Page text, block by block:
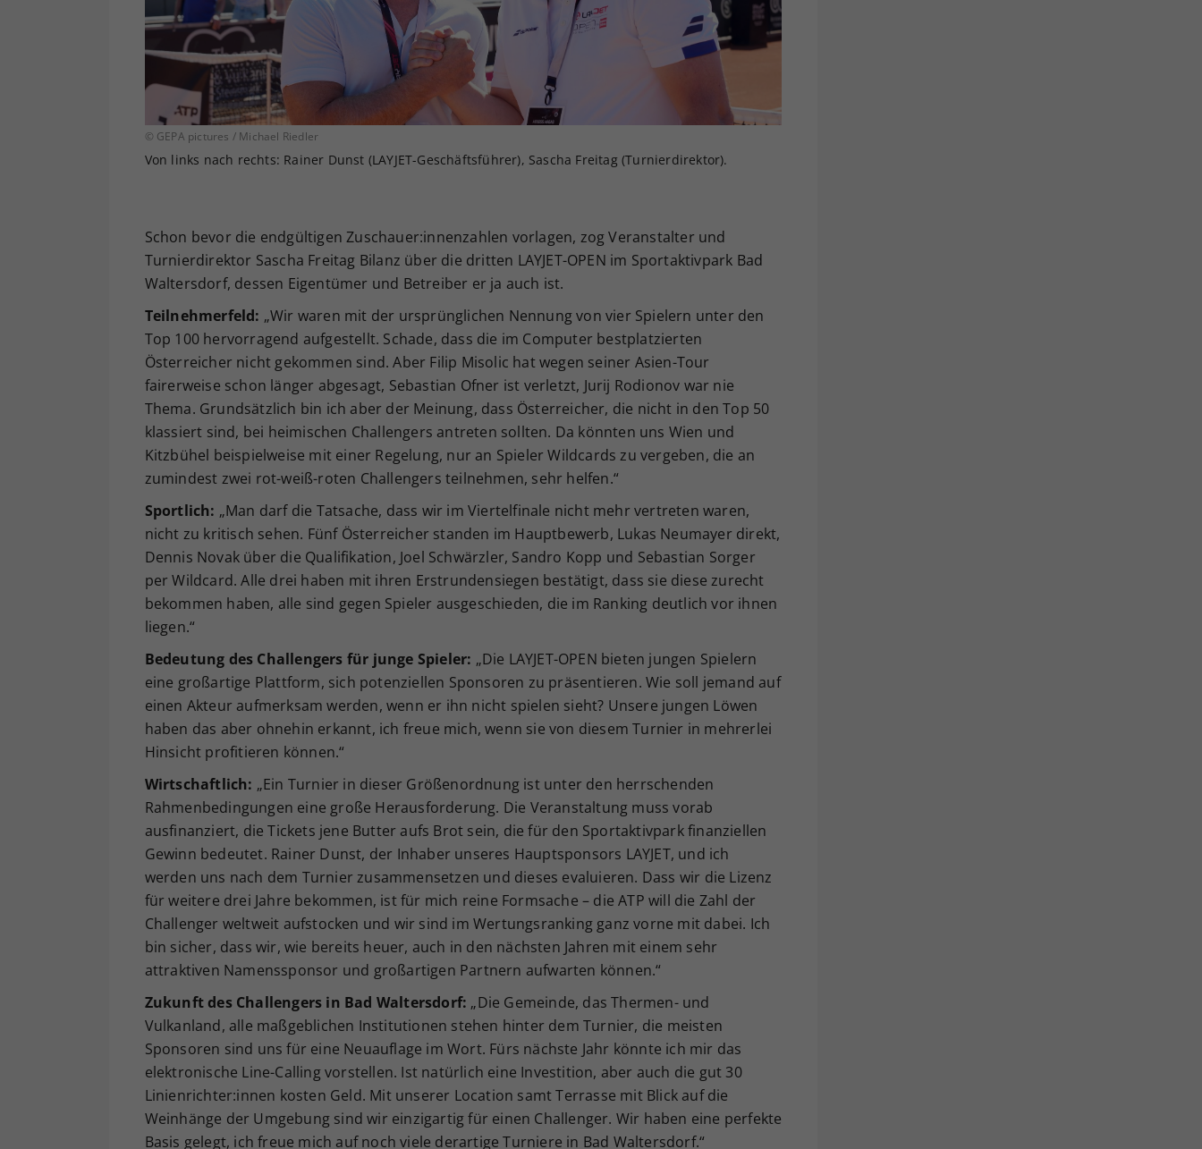
© GEPA pictures / Michael Riedler
Von links nach rechts: Rainer Dunst (LAYJET-Geschäftsführer), Sascha Freitag (Turnierdirektor).
Schon bevor die endgültigen Zuschauer:innenzahlen vorlagen, zog Veranstalter und
Turnierdirektor Sascha Freitag Bilanz über die dritten LAYJET-OPEN im Sportaktivpark Bad
Waltersdorf, dessen Eigentümer und Betreiber er ja auch ist.
Teilnehmerfeld: „Wir waren mit der ursprünglichen Nennung von vier Spielern unter den
Top 100 hervorragend aufgestellt. Schade, dass die im Computer bestplatzierten
Österreicher nicht gekommen sind. Aber Filip Misolic hat wegen seiner Asien-Tour
fairerweise schon länger abgesagt, Sebastian Ofner ist verletzt, Jurij Rodionov war nie
Thema. Grundsätzlich bin ich aber der Meinung, dass Österreicher, die nicht in den Top 50
klassiert sind, bei heimischen Challengers antreten sollten. Da könnten uns Wien und
Kitzbühel beispielweise mit einer Regelung, nur an Spieler Wildcards zu vergeben, die an
zumindest zwei rot-weiß-roten Challengers teilnehmen, sehr helfen.“
Sportlich: „Man darf die Tatsache, dass wir im Viertelfinale nicht mehr vertreten waren,
nicht zu kritisch sehen. Fünf Österreicher standen im Hauptbewerb, Lukas Neumayer direkt,
Dennis Novak über die Qualifikation, Joel Schwärzler, Sandro Kopp und Sebastian Sorger
per Wildcard. Alle drei haben mit ihren Erstrundensiegen bestätigt, dass sie diese zurecht
bekommen haben, alle sind gegen Spieler ausgeschieden, die im Ranking deutlich vor ihnen
liegen.“
Bedeutung des Challengers für junge Spieler: „Die LAYJET-OPEN bieten jungen Spielern
eine großartige Plattform, sich potenziellen Sponsoren zu präsentieren. Wie soll jemand auf
einen Akteur aufmerksam werden, wenn er ihn nicht spielen sieht? Unsere jungen Löwen
haben das aber ohnehin erkannt, ich freue mich, wenn sie von diesem Turnier in mehrerlei
Hinsicht profitieren können.“
Wirtschaftlich: „Ein Turnier in dieser Größenordnung ist unter den herrschenden
Rahmenbedingungen eine große Herausforderung. Die Veranstaltung muss vorab
ausfinanziert, die Tickets jene Butter aufs Brot sein, die für den Sportaktivpark finanziellen
Gewinn bedeutet. Rainer Dunst, der Inhaber unseres Hauptsponsors LAYJET, und ich
werden uns nach dem Turnier zusammensetzen und dieses evaluieren. Dass wir die Lizenz
für weitere drei Jahre bekommen, ist für mich reine Formsache – die ATP will die Zahl der
Challenger weltweit aufstocken und wir sind im Wertungsranking ganz vorne mit dabei. Ich
bin sicher, dass wir, wie bereits heuer, auch in den nächsten Jahren mit einem sehr
attraktiven Namenssponsor und großartigen Partnern aufwarten können.“
Zukunft des Challengers in Bad Waltersdorf: „Die Gemeinde, das Thermen- und
Vulkanland, alle maßgeblichen Institutionen stehen hinter dem Turnier, die meisten
Sponsoren sind uns für eine Neuauflage im Wort. Fürs nächste Jahr könnte ich mir das
elektronische Line-Calling vorstellen. Ist natürlich eine Investition, aber auch die gut 30
Linienrichter:innen kosten Geld. Mit unserer Location samt Terrasse mit Blick auf die
Weinhänge der Umgebung sind wir einzigartig für einen Challenger. Wir haben eine perfekte
Basis gelegt, ich freue mich auf noch viele derartige Turniere in Bad Waltersdorf.“
Ihrer vorgenommen Einstellungen, falls der
Webseiten-Betreiber dies eingestellt hat.